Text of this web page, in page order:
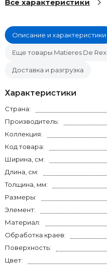
Все характеристики
Описание и характеристики
Еще товары Matieres De Rex
Доставка и разгрузка
Характеристики
Страна:
Производитель:
Коллекция:
Код товара:
Ширина, см:
Длина, см:
Толщина, мм:
Размеры:
Элемент:
Материал:
Обработка краев:
Поверхность:
Цвет: